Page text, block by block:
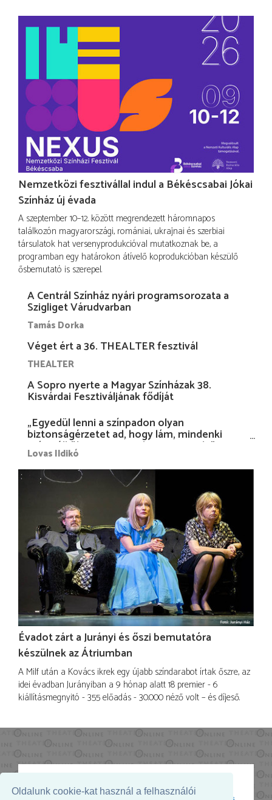
Oldalunk cookie-kat használ a felhasználói
Nemzetközi fesztivállal indul a Békéscsabai Jókai
Színház új évada
A szeptember 10–12. között megrendezett háromnapos
találkozón magyarországi, romániai, ukrajnai és szerbiai
társulatok hat versenyprodukcióval mutatkoznak be, a
programban egy határokon átívelő koprodukcióban készülő
ősbemutató is szerepel.
A Centrál Színház nyári programsorozata a
Szigliget Várudvarban
Tamás Dorka
Véget ért a 36. THEALTER fesztivál
THEALTER
A Sopro nyerte a Magyar Színházak 38.
Kisvárdai Fesztiváljának fődíját
„Egyedül lenni a színpadon olyan
biztonságérzetet ad, hogy lám, mindenki
más nélkül is megvagyok magammal…”
Lovas Ildikó
Évadot zárt a Jurányi és őszi bemutatóra
készülnek az Átriumban
A Milf után a Kovács ikrek egy újabb színdarabot írtak őszre, az
idei évadban Jurányiban a 9 hónap alatt 18 premier - 6
kiállításmegnyitó - 355 előadás - 30.000 néző volt – és díjeső.